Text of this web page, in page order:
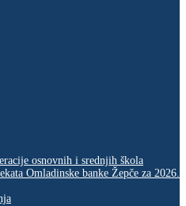
osnovnih i srednjih škola
Omladinske banke Žepče za 2026.